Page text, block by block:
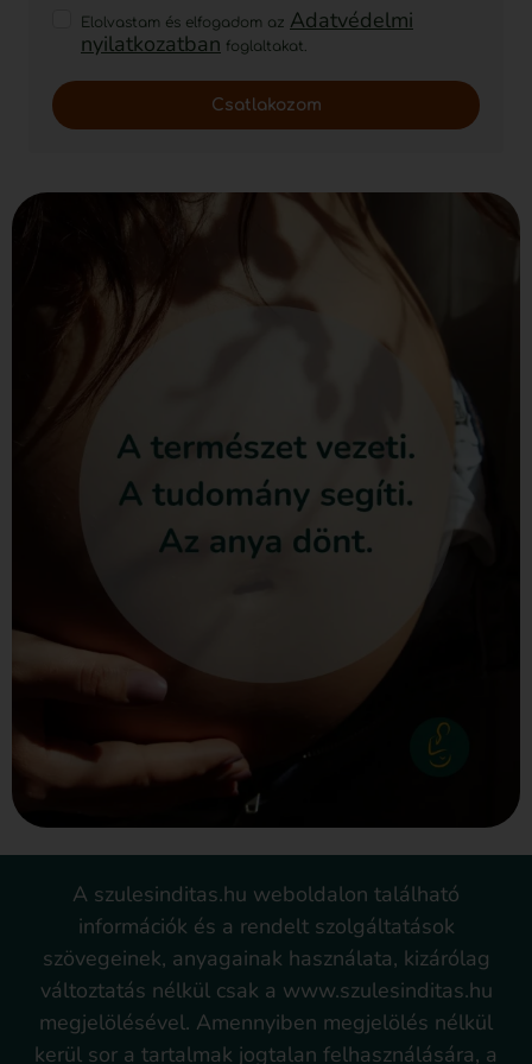
Elolvastam és elfogadom az Adatvédelmi
nyilatkozatban foglaltakat.
Csatlakozom
A szulesinditas.hu weboldalon található
információk és a rendelt szolgáltatások
szövegeinek, anyagainak használata, kizárólag
változtatás nélkül csak a www.szulesinditas.hu
megjelölésével. Amennyiben megjelölés nélkül
kerül sor a tartalmak jogtalan felhasználására, a